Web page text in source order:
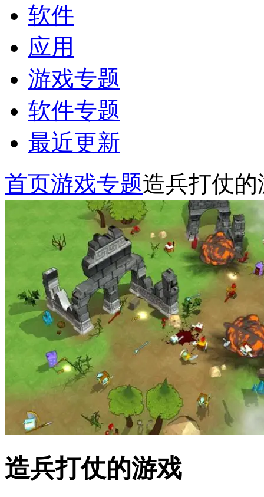
软件
应用
游戏专题
软件专题
最近更新
首页游戏专题造兵打仗的
造兵打仗的游戏